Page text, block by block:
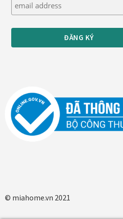
Thanh toán
Thông tin chung & hỗ trợ
Trang mẫu
Tranh biểu tượng văn hoá Việt Nam
Tranh nhà mẫu dự án
© miahome.vn 2021